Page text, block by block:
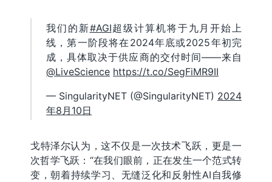
我们的新#AGI超级计算机将于九月开始上
线，第一阶段将在2024年底或2025年初完
成，具体取决于供应商的交付时间——来自
@LiveScience https://t.co/SegFiMR9II
— SingularityNET (@SingularityNET) 2024
年8月10日
戈特泽尔认为，这不仅是一次技术飞跃，更是一
次哲学飞跃：“在我们眼前，正在发生一个范式转
变，朝着持续学习、无缝泛化和反射性AI自我修